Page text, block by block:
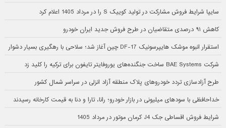
سایپا شرایط فروش مشارکت در تولید کوییک S را در مرداد 1405 اعلام کرد
کاهش ۹۱ درصدی متقاضیان در طرح فروش جدید ایران خودرو
استقرار انبوه موشک هایپرسونیک DF-17 چین آغاز شد؛ سلاحی با رهگیری بسیار دشوار
شرکت BAE Systems ساخت جنگنده‌های یوروفایتر تایفون برای ترکیه را کلید زد
طرح آزادسازی تردد خودروهای پلاک منطقه آزاد انزلی در سراسر شمال کشور
خداحافظی با سودهای میلیونی در بازار خودرو؛ رانا، تارا و دنا به قیمت کارخانه رسیدند
شرایط فروش اقساطی جک J4 کرمان موتور در مرداد 1405